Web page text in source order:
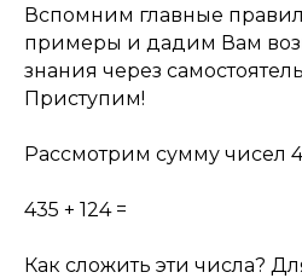
Вспомним главные
примеры и дадим Вам
знания через
Приступим!
Рассмотрим сумму чисел
435 + 124 =
Как сложить эти числа?